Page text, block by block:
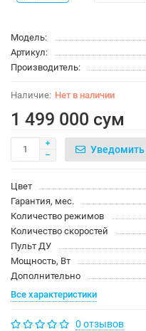
Модель:
Артикул:
Производитель:
Нет в наличии
1 499 000 сум
Уведомить
Цвет
Гарантия, мес.
Количество режимов
Количество скоростей
Пульт ДУ
Мощность, Вт
Дополнительно
Все характеристики
0 отзывов